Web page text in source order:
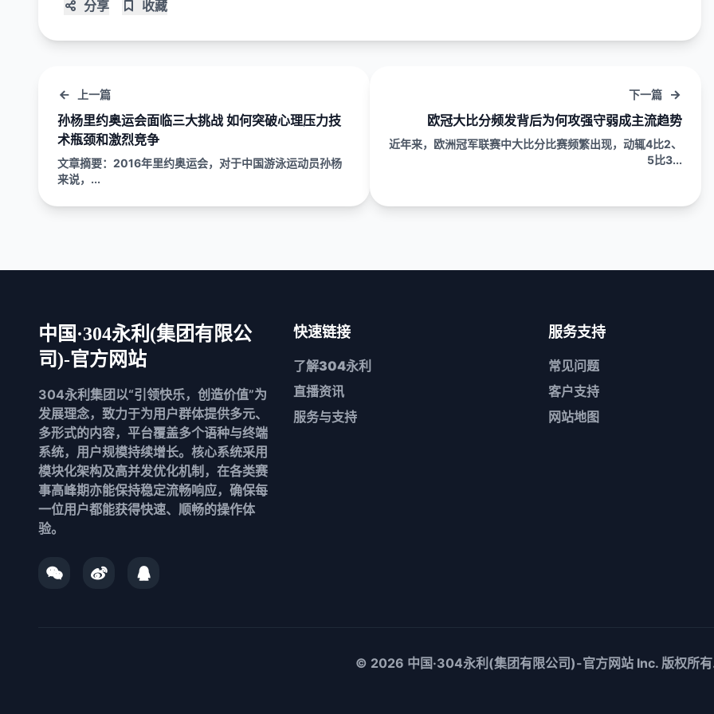
分享 收藏
上一篇
孙杨里约奥运会面临三大挑战 如何突破心理压力技
术瓶颈和激烈竞争
文章摘要：2016年里约奥运会，对于中国游泳运动员孙杨
来说，...
下一篇
欧冠大比分频发背后为何攻强守弱成主流趋势
近年来，欧洲冠军联赛中大比分比赛频繁出现，动辄4比2、
5比3...
中国·304永利(集团有限公
司)-官方网站
304永利集团以“引领快乐，创造价值”为
发展理念，致力于为用户群体提供多元、
多形式的内容，平台覆盖多个语种与终端
系统，用户规模持续增长。核心系统采用
模块化架构及高并发优化机制，在各类赛
事高峰期亦能保持稳定流畅响应，确保每
一位用户都能获得快速、顺畅的操作体
验。
快速链接
了解304永利
直播资讯
服务与支持
服务支持
常见问题
客户支持
网站地图
© 2026 中国·304永利(集团有限公司)-官方网站Inc. 版权所